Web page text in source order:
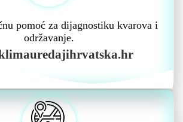
pomoć za dijagnostiku kvarova i
održavanje.